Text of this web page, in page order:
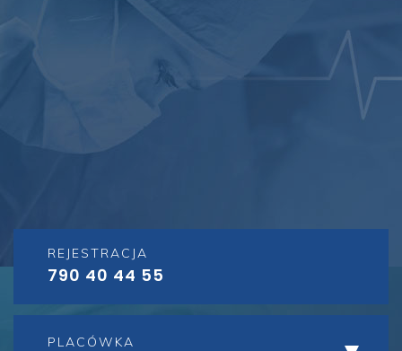
REJESTRACJA
790 40 44 55
PLACÓWKA